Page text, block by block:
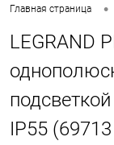
Главная страница •
LEGRAND
IP55